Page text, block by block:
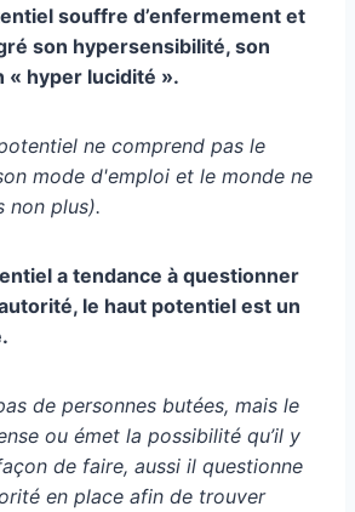
souffre d’enfermement et
son hypersensibilité, son
« hyper lucidité ».
ne comprend pas le
mode d'emploi et le monde ne
non plus).
a tendance à questionner
le haut potentiel est un
de personnes butées, mais le
ou émet la possibilité qu’il y
de faire, aussi il questionne
en place afin de trouver